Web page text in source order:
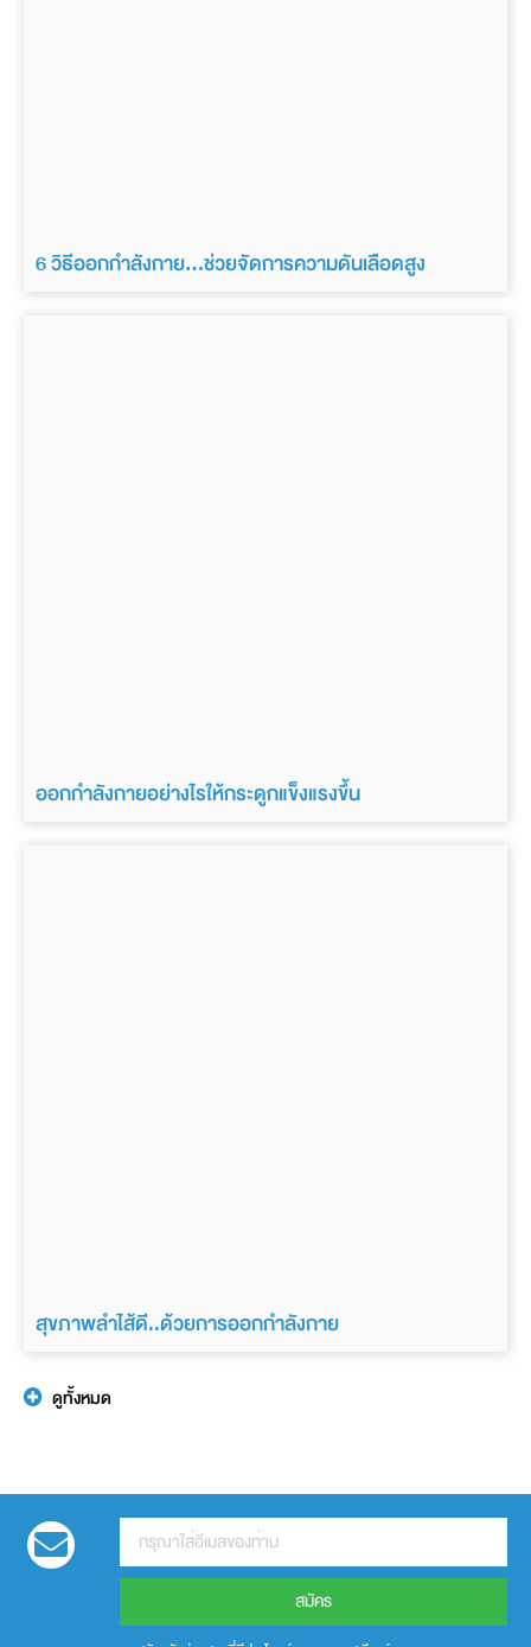
6 วิธีออกกำลังกาย…ช่วยจัดการความดันเลือดสูง
ออกกำลังกายอย่างไรให้กระดูกแข็งแรงขึ้น
สุขภาพลำไส้ดี..ด้วยการออกกำลังกาย
ดูทั้งหมด
สมัคร